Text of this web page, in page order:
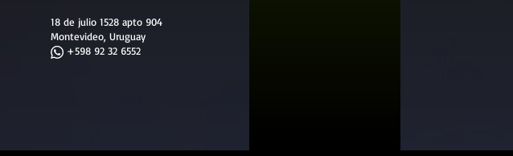
18 de julio 1528 apto 904
Montevideo, Uruguay
+598 92 32 6552